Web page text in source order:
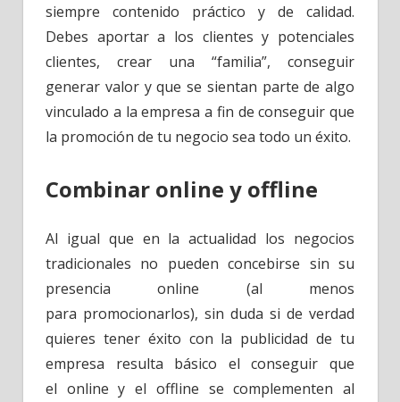
siempre contenido práctico y de calidad.
Debes aportar a los clientes y potenciales
clientes, crear una “familia”, conseguir
generar valor y que se sientan parte de algo
vinculado a la empresa a fin de conseguir que
la promoción de tu negocio sea todo un éxito.
Combinar online y offline
Al igual que en la actualidad los negocios
tradicionales no pueden concebirse sin su
presencia online (al menos
para promocionarlos), sin duda si de verdad
quieres tener éxito con la publicidad de tu
empresa resulta básico el conseguir que
el online y el offline se complementen al